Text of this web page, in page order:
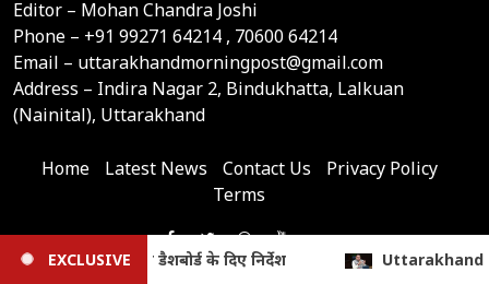
Editor – Mohan Chandra Joshi
Phone – +91 99271 64214 , 70600 64214
Email – uttarakhandmorningpost@gmail.com
Address – Indira Nagar 2, Bindukhatta, Lalkuan
(Nainital), Uttarakhand
Home Latest News Contact Us
Privacy Policy
Terms
Like
Us
Follow
Us
Join
Our
Subscribe
Our
EXCLUSIVE
Uttarakhand Cabinet Decisions: धामी कैबिनेट के 15 बड़े फैसले, मजदूरी